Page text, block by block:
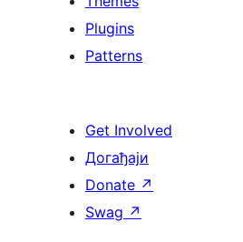
Plugins
Patterns
Get Involved
Догађаји
Donate ↗
Swag ↗